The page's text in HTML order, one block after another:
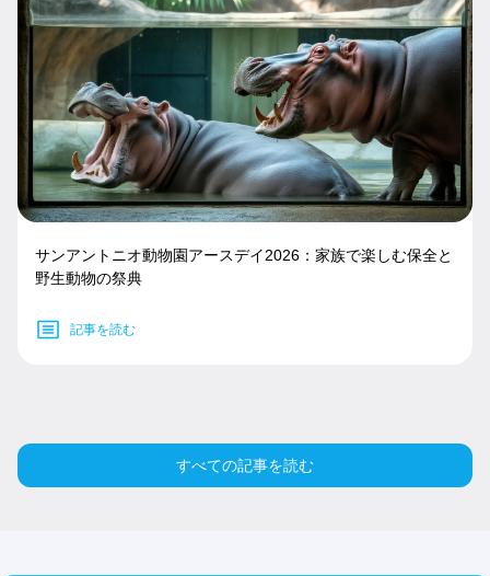
サンアントニオ動物園アースデイ2026：家族で楽しむ保全と
野生動物の祭典
記事を読む
すべての記事を読む